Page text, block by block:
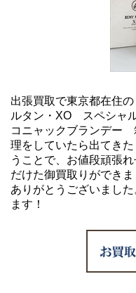
出張買取で東京都在住
ルタン・XO スペシ
コニャックブランデー
理をしていたら出てき
うことで、お値段頑張
だけた御買取りができ
ありがとうございまし
ます！